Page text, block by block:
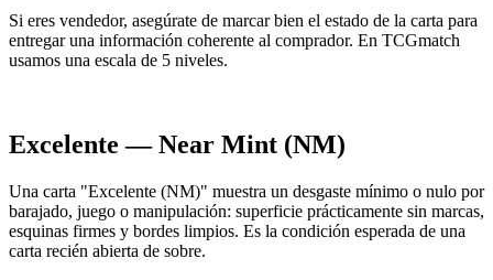
Si eres vendedor, asegúrate de marcar bien el estado de la carta para
entregar una información coherente al comprador. En TCGmatch
usamos una escala de 5 niveles.
Excelente — Near Mint (NM)
Una carta "Excelente (NM)" muestra un desgaste mínimo o nulo por
barajado, juego o manipulación: superficie prácticamente sin marcas,
esquinas firmes y bordes limpios. Es la condición esperada de una
carta recién abierta de sobre.